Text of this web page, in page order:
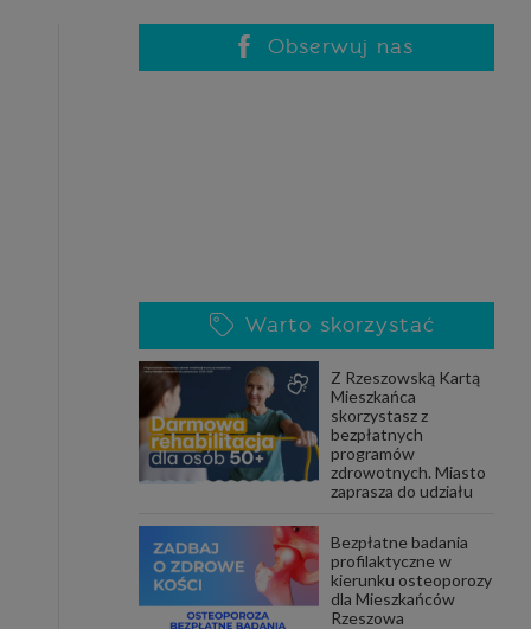
Obserwuj nas
Warto skorzystać
Z Rzeszowską Kartą
Mieszkańca
skorzystasz z
bezpłatnych
programów
zdrowotnych. Miasto
zaprasza do udziału
Bezpłatne badania
profilaktyczne w
kierunku osteoporozy
dla Mieszkańców
Rzeszowa